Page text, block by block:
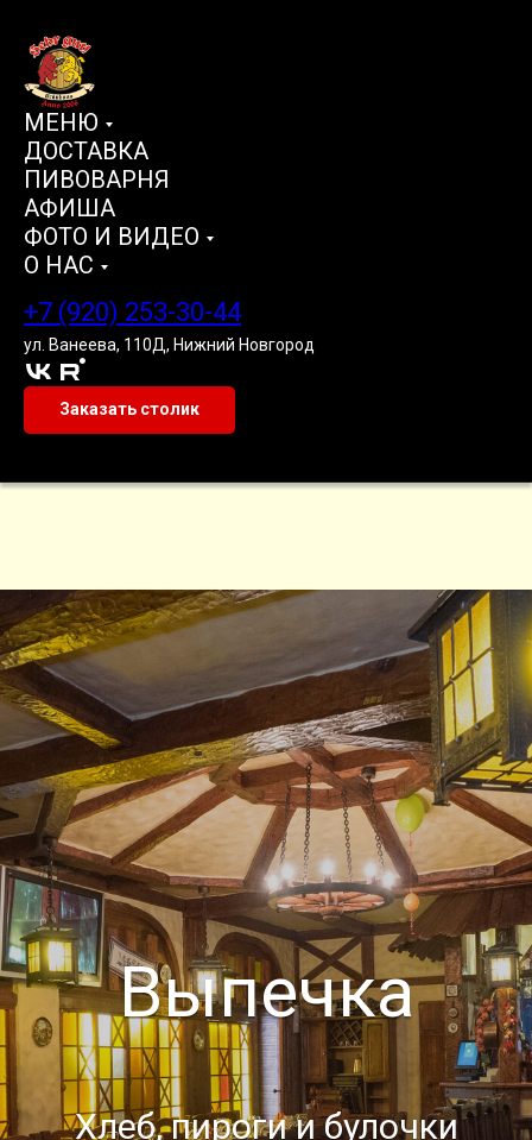
МЕНЮ
ДОСТАВКА
ПИВОВАРНЯ
АФИША
ФОТО И ВИДЕО
О НАС
+7 (920) 253-30-44
ул. Ванеева, 110Д, Нижний Новгород
Заказать столик
Выпечка
Хлеб, пироги и булочки